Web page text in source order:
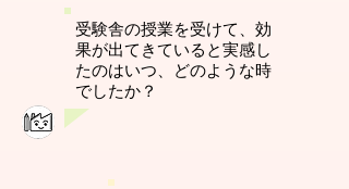
受験舎の授業を受けて、効
果が出てきていると実感し
たのはいつ、どのような時
でしたか？